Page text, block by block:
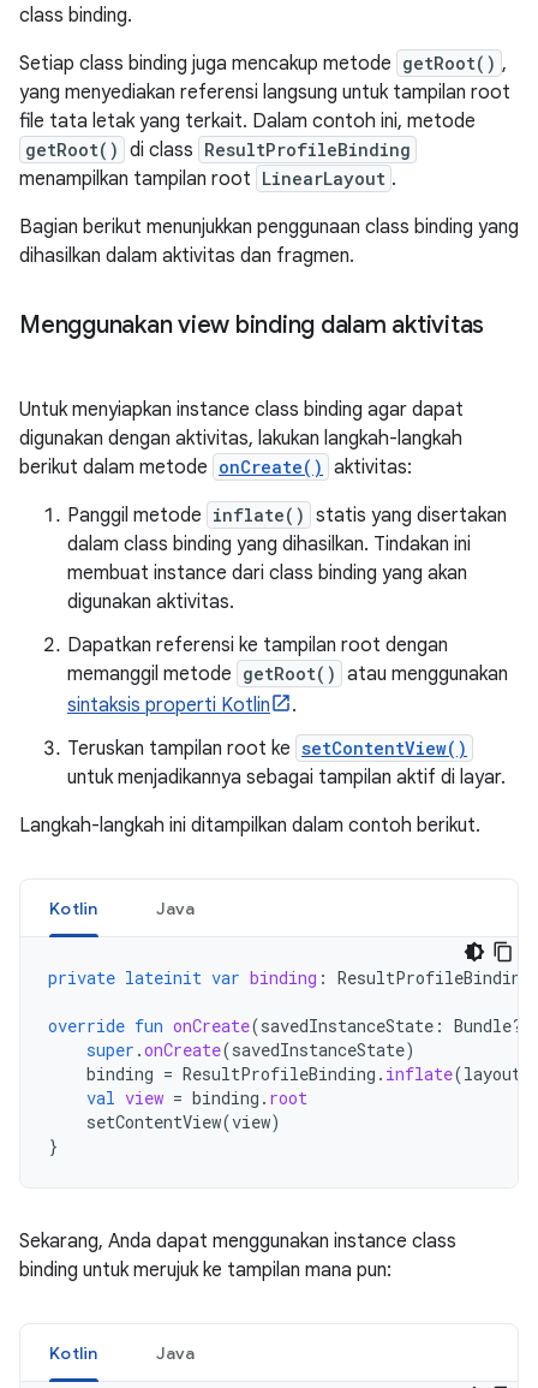
class binding.
Setiap class binding juga mencakup metode getRoot() ,
yang menyediakan referensi langsung untuk tampilan root
file tata letak yang terkait. Dalam contoh ini, metode
getRoot() di class ResultProfileBinding
menampilkan tampilan root LinearLayout .
Bagian berikut menunjukkan penggunaan class binding yang
dihasilkan dalam aktivitas dan fragmen.
Menggunakan view binding dalam aktivitas
Untuk menyiapkan instance class binding agar dapat
digunakan dengan aktivitas, lakukan langkah-langkah
berikut dalam metode onCreate() aktivitas:
Panggil metode inflate() statis yang disertakan
dalam class binding yang dihasilkan. Tindakan ini
membuat instance dari class binding yang akan
digunakan aktivitas.
Dapatkan referensi ke tampilan root dengan
memanggil metode getRoot() atau menggunakan
sintaksis properti Kotlin
.
Teruskan tampilan root ke setContentView()
untuk menjadikannya sebagai tampilan aktif di layar.
Langkah-langkah ini ditampilkan dalam contoh berikut.
Kotlin Java
private lateinit var binding : ResultProfileBinding
override fun onCreate(savedInstanceState : Bundle?)
super .onCreate(savedInstanceState)
binding = ResultProfileBinding . inflate(
val view = binding . root
setContentView(view)
}
Sekarang, Anda dapat menggunakan instance class
binding untuk merujuk ke tampilan mana pun:
Kotlin Java